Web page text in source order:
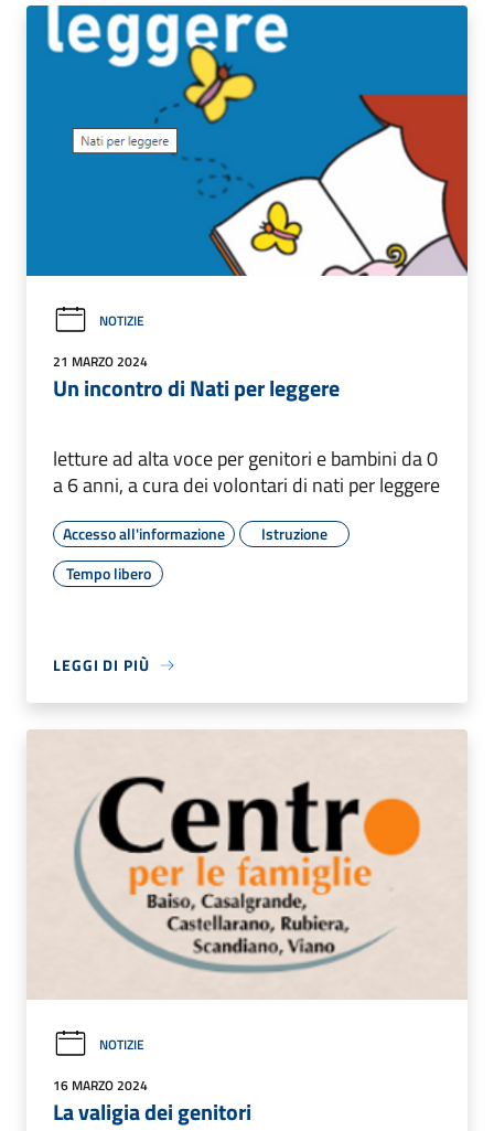
NOTIZIE
21 MARZO 2024
Un incontro di Nati per leggere
letture ad alta voce per genitori e bambini da 0
a 6 anni, a cura dei volontari di nati per leggere
Accesso all'informazione
Istruzione
Tempo libero
LEGGI DI PIÙ
NOTIZIE
16 MARZO 2024
La valigia dei genitori